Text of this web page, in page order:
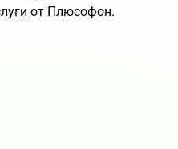
от Плюсофон.